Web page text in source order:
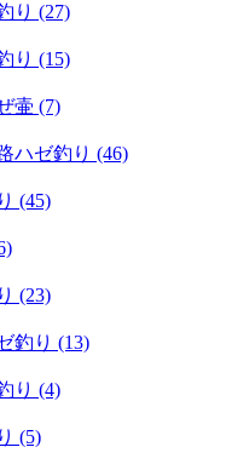
り (27)
り (15)
壷 (7)
ハゼ釣り (46)
(45)
(23)
釣り (13)
り (4)
(5)